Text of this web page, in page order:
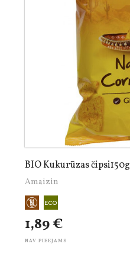
BIO Kukurūzas čipsi150g
Amaizin
1,89 €
NAV PIEEJAMS